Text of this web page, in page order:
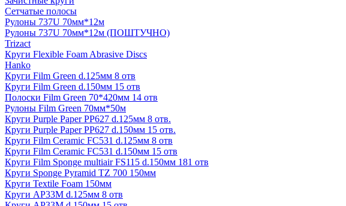
Сетчатые полосы
Рулоны 737U 70мм*12м
Рулоны 737U 70мм*12м (ПОШТУЧНО)
Trizact
Круги Flexible Foam Abrasive Discs
Hanko
Круги Film Green d.125мм 8 отв
Круги Film Green d.150мм 15 отв
Полоски Film Green 70*420мм 14 отв
Рулоны Film Green 70мм*50м
Круги Purple Paper PP627 d.125мм 8 отв.
Круги Purple Paper PP627 d.150мм 15 отв.
Круги Film Ceramic FC531 d.125мм 8 отв
Круги Film Ceramic FC531 d.150мм 15 отв
Круги Film Sponge multiair FS115 d.150мм 181 отв
Круги Sponge Pyramid TZ 700 150мм
Круги Textile Foam 150мм
Круги AP33M d.125мм 8 отв